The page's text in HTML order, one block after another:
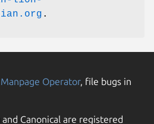
.
Operator, file bugs in
Canonical are registered